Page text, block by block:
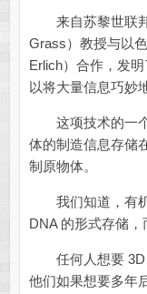
来自苏黎世联邦
Grass）教授与以
Erlich）合作，发
以将大量信息巧妙
这项技术的一个
体的制造信息存储
制原物体。
我们知道，有机
DNA 的形式存储，
任何人想要 3D
他们如果想要多年